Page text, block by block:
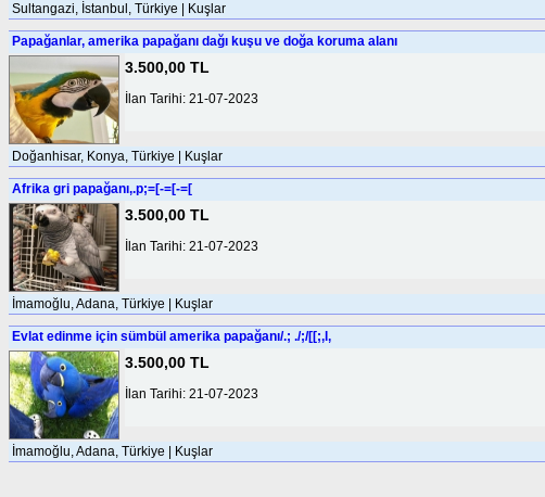
Sultangazi, İstanbul, Türkiye | Kuşlar
Papağanlar, amerika papağanı dağı kuşu ve doğa koruma alanı
3.500,00 TL
İlan Tarihi: 21-07-2023
Doğanhisar, Konya, Türkiye | Kuşlar
Afrika gri papağanı,.p;=[-=[-=[
3.500,00 TL
İlan Tarihi: 21-07-2023
İmamoğlu, Adana, Türkiye | Kuşlar
Evlat edinme için sümbül amerika papağanı/.; ./;/[[;,l,
3.500,00 TL
İlan Tarihi: 21-07-2023
İmamoğlu, Adana, Türkiye | Kuşlar